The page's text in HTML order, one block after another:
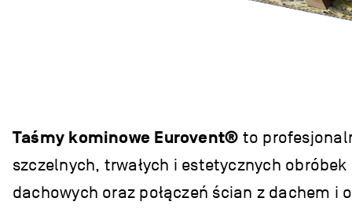
Taśmy kominowe Eurovent® to
szczelnych, trwałych i estetycznych
dachowych oraz połączeń ścian z dachem